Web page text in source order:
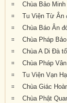
Chùa Bảo
Tu Viện Từ Ân
Chùa Báo Ân
Chùa Pháp